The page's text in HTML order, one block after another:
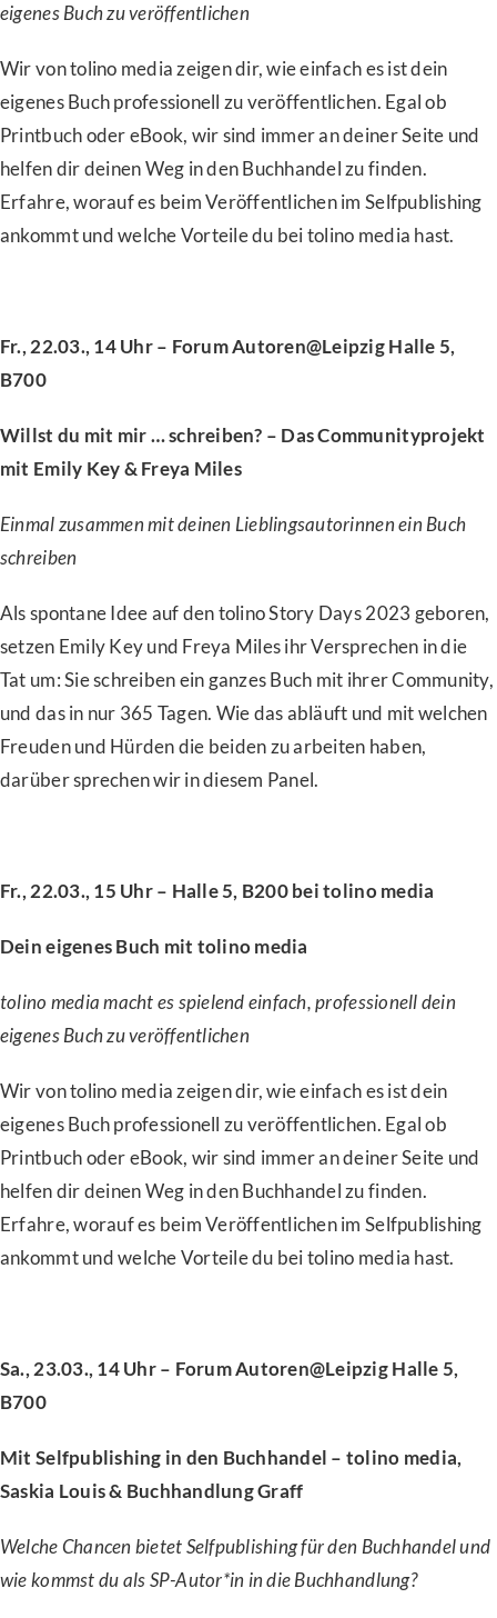
eigenes Buch zu veröffentlichen
Wir von tolino media zeigen dir, wie einfach es ist dein
eigenes Buch professionell zu veröffentlichen. Egal ob
Printbuch oder eBook, wir sind immer an deiner Seite und
helfen dir deinen Weg in den Buchhandel zu finden.
Erfahre, worauf es beim Veröffentlichen im Selfpublishing
ankommt und welche Vorteile du bei tolino media hast.
Fr., 22.03., 14 Uhr – Forum Autoren@Leipzig Halle 5,
B700
Willst du mit mir … schreiben? – Das Communityprojekt
mit Emily Key & Freya Miles
Einmal zusammen mit deinen Lieblingsautorinnen ein Buch
schreiben
Als spontane Idee auf den tolino Story Days 2023 geboren,
setzen Emily Key und Freya Miles ihr Versprechen in die
Tat um: Sie schreiben ein ganzes Buch mit ihrer Community,
und das in nur 365 Tagen. Wie das abläuft und mit welchen
Freuden und Hürden die beiden zu arbeiten haben,
darüber sprechen wir in diesem Panel.
Fr., 22.03., 15 Uhr – Halle 5, B200 bei tolino media
Dein eigenes Buch mit tolino media
tolino media macht es spielend einfach, professionell dein
eigenes Buch zu veröffentlichen
Wir von tolino media zeigen dir, wie einfach es ist dein
eigenes Buch professionell zu veröffentlichen. Egal ob
Printbuch oder eBook, wir sind immer an deiner Seite und
helfen dir deinen Weg in den Buchhandel zu finden.
Erfahre, worauf es beim Veröffentlichen im Selfpublishing
ankommt und welche Vorteile du bei tolino media hast.
Sa., 23.03., 14 Uhr – Forum Autoren@Leipzig Halle 5,
B700
Mit Selfpublishing in den Buchhandel – tolino media,
Saskia Louis & Buchhandlung Graff
Welche Chancen bietet Selfpublishing für den Buchhandel und
wie kommst du als SP-Autor*in in die Buchhandlung?